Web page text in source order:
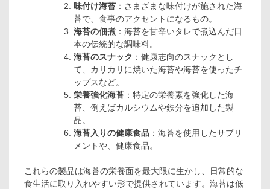
味付け海苔 ：さまざまな味付けが施された海
苔で、食事のアクセントになるもの。
海苔の佃煮 ：海苔を甘辛いタレで煮込んだ日
本の伝統的な調味料。
海苔のスナック ：健康志向のスナックとし
て、カリカリに焼いた海苔や海苔を使ったチ
ップスなど。
栄養強化海苔 ：特定の栄養素を強化した海
苔、例えばカルシウムや鉄分を追加した製
品。
海苔入りの健康食品 ：海苔を使用したサプリ
メントや、健康食品。
これらの製品は海苔の栄養面を最大限に生かし、日常的な
食生活に取り入れやすい形で提供されています。海苔は低